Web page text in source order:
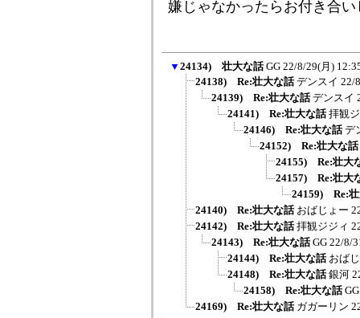
嫌じゃなかったらお付き合
▼ 24134) 壮大な話 GG 22/8/29(月)
24138) Re:壮大な話 デンスイ 22/
24139) Re:壮大な話 デンスイ
24141) Re:壮大な話 拝観
24146) Re:壮大な話 デ
24152) Re:壮大な話
24155) Re:壮大
24157) Re:壮大
24159) Re:壮
24140) Re:壮大な話 おばじょー
24142) Re:壮大な話 拝観ジジィ
24143) Re:壮大な話 GG 22/8/
24144) Re:壮大な話 おば
24148) Re:壮大な話 銀河
24158) Re:壮大な話 GG
24169) Re:壮大な話 ガガーリン